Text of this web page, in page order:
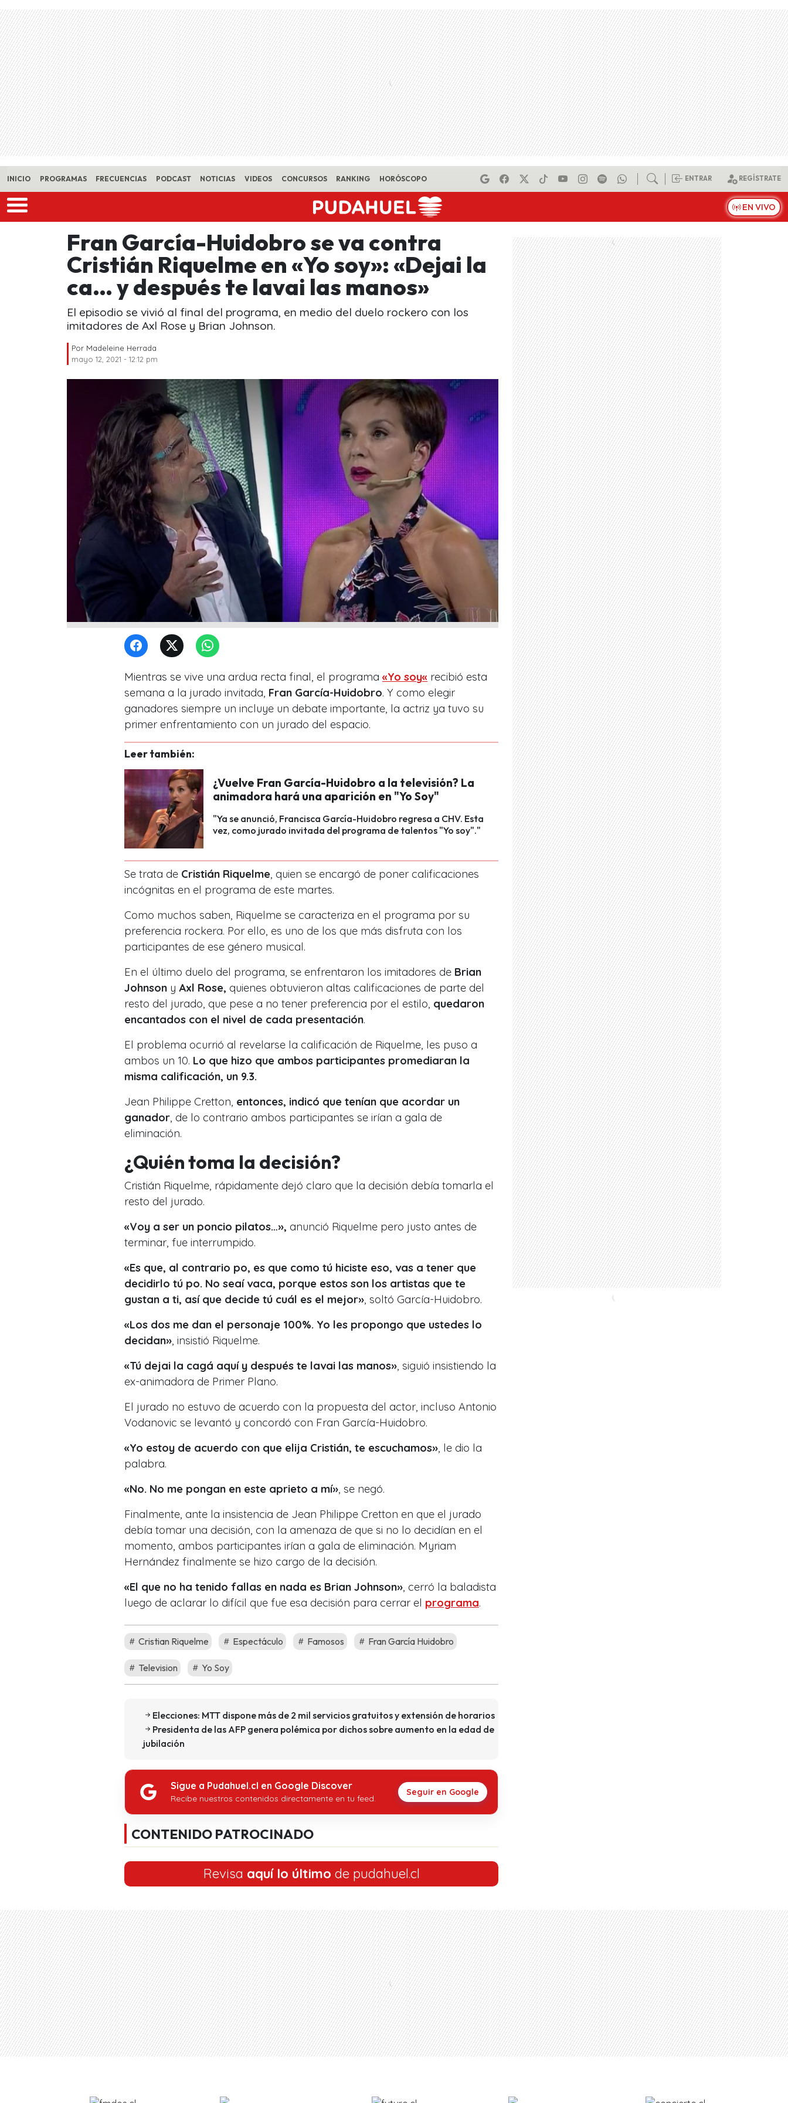
Skip to main content
INICIO PROGRAMAS FRECUENCIAS PODCAST NOTICIAS VIDEOS CONCURSOS RANKING HORÓSCOPO ENTRAR REGÍSTRATE
EN VIVO
Fran García-Huidobro se va contra
Cristián Riquelme en «Yo soy»: «Dejai la
ca… y después te lavai las manos»
El episodio se vivió al final del programa, en medio del duelo rockero con los
imitadores de Axl Rose y Brian Johnson.
Por Madeleine Herrada
mayo 12, 2021 - 12:12 pm
Mientras se vive una ardua recta final, el programa «Yo soy« recibió esta
semana a la jurado invitada, Fran García-Huidobro. Y como elegir
ganadores siempre un incluye un debate importante, la actriz ya tuvo su
primer enfrentamiento con un jurado del espacio.
Leer también:
¿Vuelve Fran García-Huidobro a la televisión? La
animadora hará una aparición en "Yo Soy"
"Ya se anunció, Francisca García-Huidobro regresa a CHV. Esta
vez, como jurado invitada del programa de talentos "Yo soy"."
Se trata de Cristián Riquelme , quien se encargó de poner calificaciones
incógnitas en el programa de este martes.
Como muchos saben, Riquelme se caracteriza en el programa por su
preferencia rockera. Por ello, es uno de los que más disfruta con los
participantes de ese género musical.
En el último duelo del programa, se enfrentaron los imitadores de Brian
Johnson y Axl Rose, quienes obtuvieron altas calificaciones de parte del
resto del jurado, que pese a no tener preferencia por el estilo, quedaron
encantados con el nivel de cada presentación.
El problema ocurrió al revelarse la calificación de Riquelme, les puso a
ambos un 10. Lo que hizo que ambos participantes promediaran la
misma calificación, un 9.3.
Jean Philippe Cretton, entonces, indicó que tenían que acordar un
ganador , de lo contrario ambos participantes se irían a gala de
eliminación.
¿Quién toma la decisión?
Cristián Riquelme, rápidamente dejó claro que la decisión debía tomarla el
resto del jurado.
«Voy a ser un poncio pilatos…», anunció Riquelme pero justo antes de
terminar, fue interrumpido.
«Es que, al contrario po, es que como tú hiciste eso, vas a tener que
decidirlo tú po. No seaí vaca, porque estos son los artistas que te
gustan a ti, así que decide tú cuál es el mejor» , soltó García-Huidobro.
«Los dos me dan el personaje 100%. Yo les propongo que ustedes lo
decidan» , insistió Riquelme.
«Tú dejai la cagá aquí y después te lavai las manos» , siguió insistiendo la
ex-animadora de Primer Plano.
El jurado no estuvo de acuerdo con la propuesta del actor, incluso Antonio
Vodanovic se levantó y concordó con Fran García-Huidobro.
«Yo estoy de acuerdo con que elija Cristián, te escuchamos» , le dio la
palabra.
«No. No me pongan en este aprieto a mí» , se negó.
Finalmente, ante la insistencia de Jean Philippe Cretton en que el jurado
debía tomar una decisión, con la amenaza de que si no lo decidían en el
momento, ambos participantes irían a gala de eliminación. Myriam
Hernández finalmente se hizo cargo de la decisión.
«El que no ha tenido fallas en nada es Brian Johnson» , cerró la baladista
luego de aclarar lo difícil que fue esa decisión para cerrar el programa.
Cristian Riquelme Espectáculo Famosos Fran García Huidobro
Television Yo Soy
Elecciones: MTT dispone más de 2 mil servicios gratuitos y extensión de horarios
Presidenta de las AFP genera polémica por dichos sobre aumento en la edad de
jubilación
Sigue a Pudahuel.cl en Google Discover
Recibe nuestros contenidos directamente en tu feed.
Seguir en Google
CONTENIDO PATROCINADO
Revisa aquí lo último de pudahuel.cl